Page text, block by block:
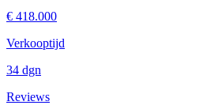
€ 418.000
Verkooptijd
34 dgn
Reviews